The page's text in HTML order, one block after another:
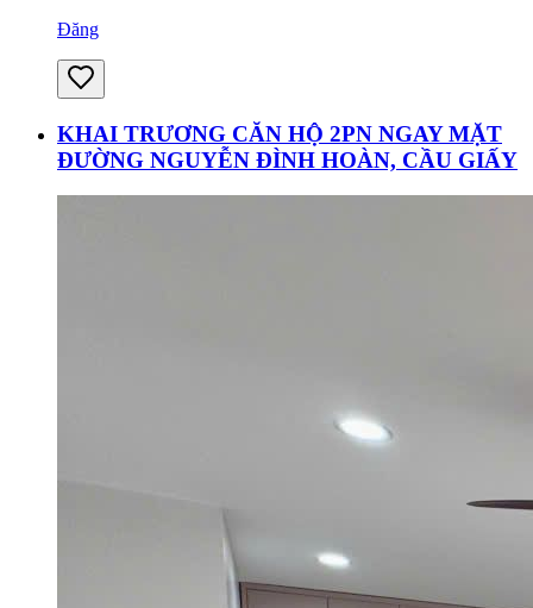
Đăng
KHAI TRƯƠNG CĂN HỘ 2PN NGAY MẶT
ĐƯỜNG NGUYỄN ĐÌNH HOÀN, CẦU GIẤY